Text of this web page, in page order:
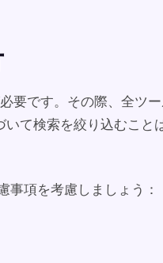
要です。その際、全ツ
て検索を絞り込むこと
事項を考慮しましょう：